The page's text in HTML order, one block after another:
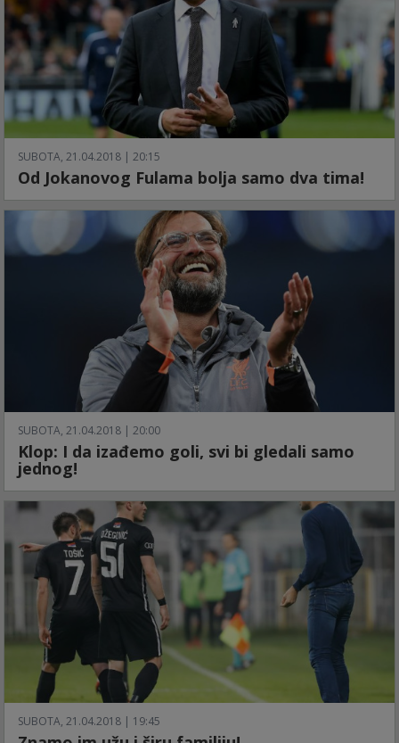
SUBOTA, 21.04.2018 | 20:15
Od Jokanovog Fulama bolja samo dva tima!
SUBOTA, 21.04.2018 | 20:00
Klop: I da izađemo goli, svi bi gledali samo
jednog!
SUBOTA, 21.04.2018 | 19:45